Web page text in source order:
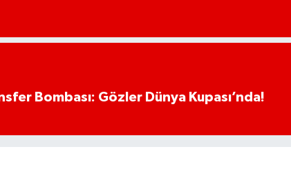
Bombası: Gözler Dünya Kupası’nda!